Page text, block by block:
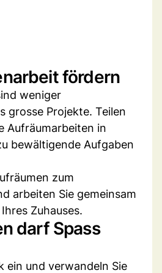
fördern
weniger
grosse Projekte. Teilen
Aufräumarbeiten in
bewältigende Aufgaben
zum
arbeiten Sie gemeinsam
Zuhauses.
darf Spass
ein und verwandeln Sie